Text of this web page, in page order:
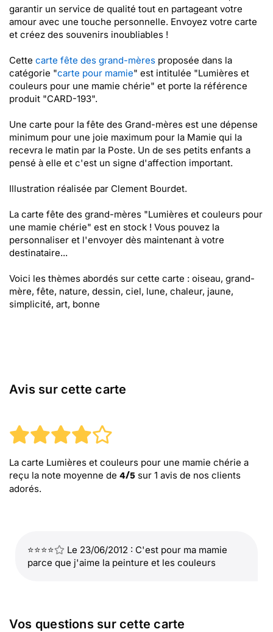
garantir un service de qualité tout en partageant votre
amour avec une touche personnelle. Envoyez votre carte
et créez des souvenirs inoubliables !
Cette carte fête des grand-mères proposée dans la
catégorie "carte pour mamie" est intitulée "Lumières et
couleurs pour une mamie chérie" et porte la référence
produit "CARD-193".
Une carte pour la fête des Grand-mères est une dépense
minimum pour une joie maximum pour la Mamie qui la
recevra le matin par la Poste. Un de ses petits enfants a
pensé à elle et c'est un signe d'affection important.
Illustration réalisée par Clement Bourdet.
La carte fête des grand-mères "Lumières et couleurs pour
une mamie chérie" est en stock ! Vous pouvez la
personnaliser et l'envoyer dès maintenant à votre
destinataire...
Voici les thèmes abordés sur cette carte : oiseau, grand-
mère, fête, nature, dessin, ciel, lune, chaleur, jaune,
simplicité, art, bonne
Avis sur cette carte
La carte Lumières et couleurs pour une mamie chérie a
reçu la note moyenne de 4/5 sur 1 avis de nos clients
adorés.
⭐⭐⭐⭐
Le 23/06/2012 : C'est pour ma mamie
parce que j'aime la peinture et les couleurs
Vos questions sur cette carte